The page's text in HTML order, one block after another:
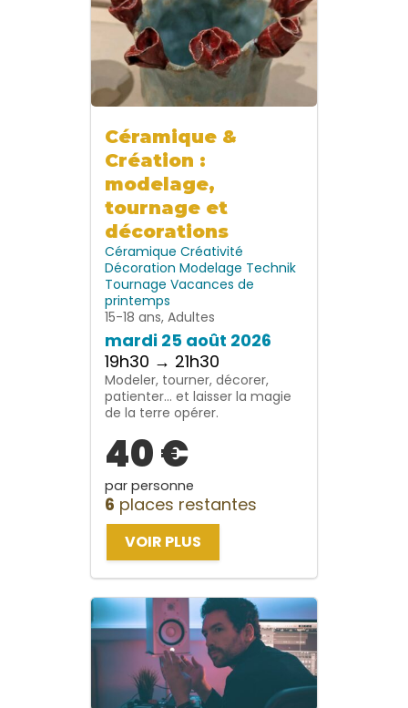
Céramique &
Création :
modelage,
tournage et
décorations
Céramique Créativité
Décoration Modelage Technik
Tournage Vacances de
printemps
15-18 ans, Adultes
mardi 25 août 2026
19h30 → 21h30
Modeler, tourner, décorer,
patienter… et laisser la magie
de la terre opérer.
40 €
par personne
6 places restantes
VOIR PLUS